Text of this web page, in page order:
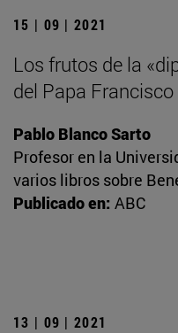
15 | 09 | 2021
Los frutos de la
del Papa Francisco
Pablo Blanco Sarto
Profesor en la
varios libros sobre
Publicado en: ABC
13 | 09 | 2021